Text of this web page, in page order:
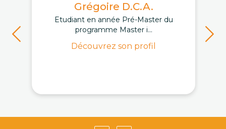
Grégoire D.C.A.
Etudiant en année Pré-Master du
programme Master i...
Découvrez son profil